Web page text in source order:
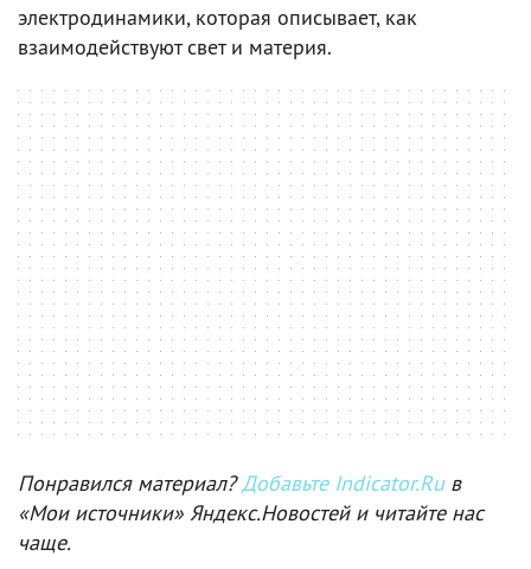
электродинамики, которая описывает, как
взаимодействуют свет и материя.
Понравился материал?Добавьте Indicator.Ruв
«Мои источники» Яндекс.Новостей и читайте нас
чаще.